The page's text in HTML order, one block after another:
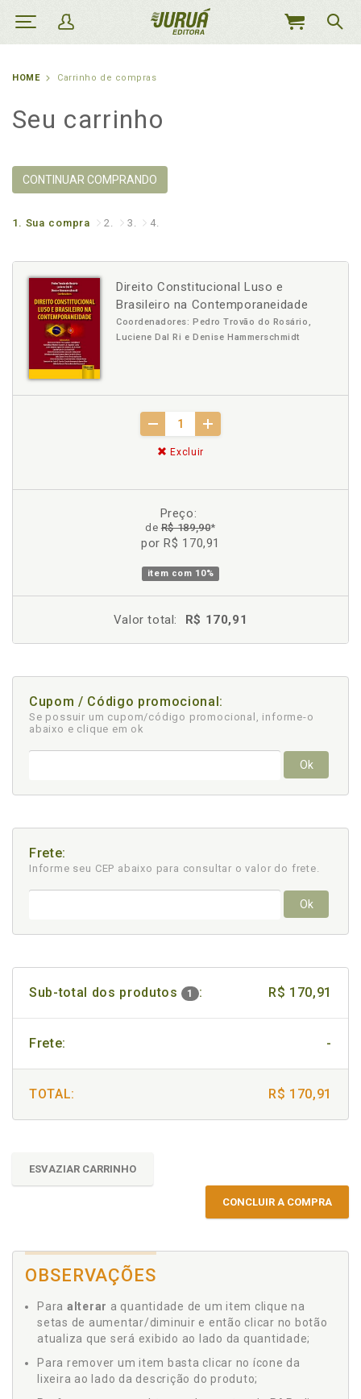
MEU
HOME Carrinho de compras
Seu carrinho
CONTINUAR COMPRANDO
1. Sua compra 2. 3. 4.
Direito Constitucional Luso e
Brasileiro na Contemporaneidade
Coordenadores: Pedro Trovão do Rosário,
Luciene Dal Ri e Denise Hammerschmidt
Excluir
Preço:
deR$ 189,90*
por R$ 170,91
item com 10%
Valor total: R$ 170,91
Cupom / Código promocional:
Se possuir um cupom/código promocional, informe-o
abaixo e clique em ok
Ok
Frete:
Informe seu CEP abaixo para consultar o valor do frete.
Ok
Sub-total dos produtos 1 : R$ 170,91
Frete: -
TOTAL: R$ 170,91
ESVAZIAR CARRINHO
CONCLUIR A COMPRA
OBSERVAÇÕES
Para alterar a quantidade de um item clique na
setas de aumentar/diminuir e então clicar no botão
atualiza que será exibido ao lado da quantidade;
Para remover um item basta clicar no ícone da
lixeira ao lado da descrição do produto;